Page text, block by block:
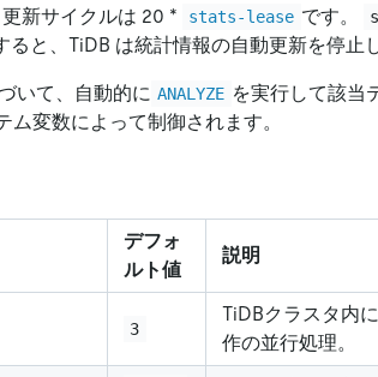
新サイクルは 20 * stats-lease です。
ると、TiDB は統計情報の自動更新を停止
いて、自動的に ANALYZE を実行して該当
変数によって制御されます。
デフォ
ルト値
説明
3
TiDBクラスタ内
作の並行処理。